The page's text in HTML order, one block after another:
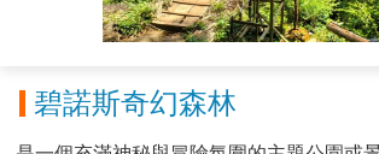
碧諾斯奇幻森林